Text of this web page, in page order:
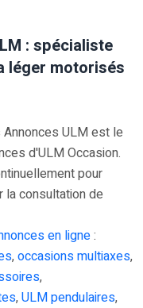
: spécialiste
léger motorisés
ULM est le
d'ULM Occasion.
pour
la consultation de
en ligne:
,occasions multiaxes,
,
,ULM pendulaires,